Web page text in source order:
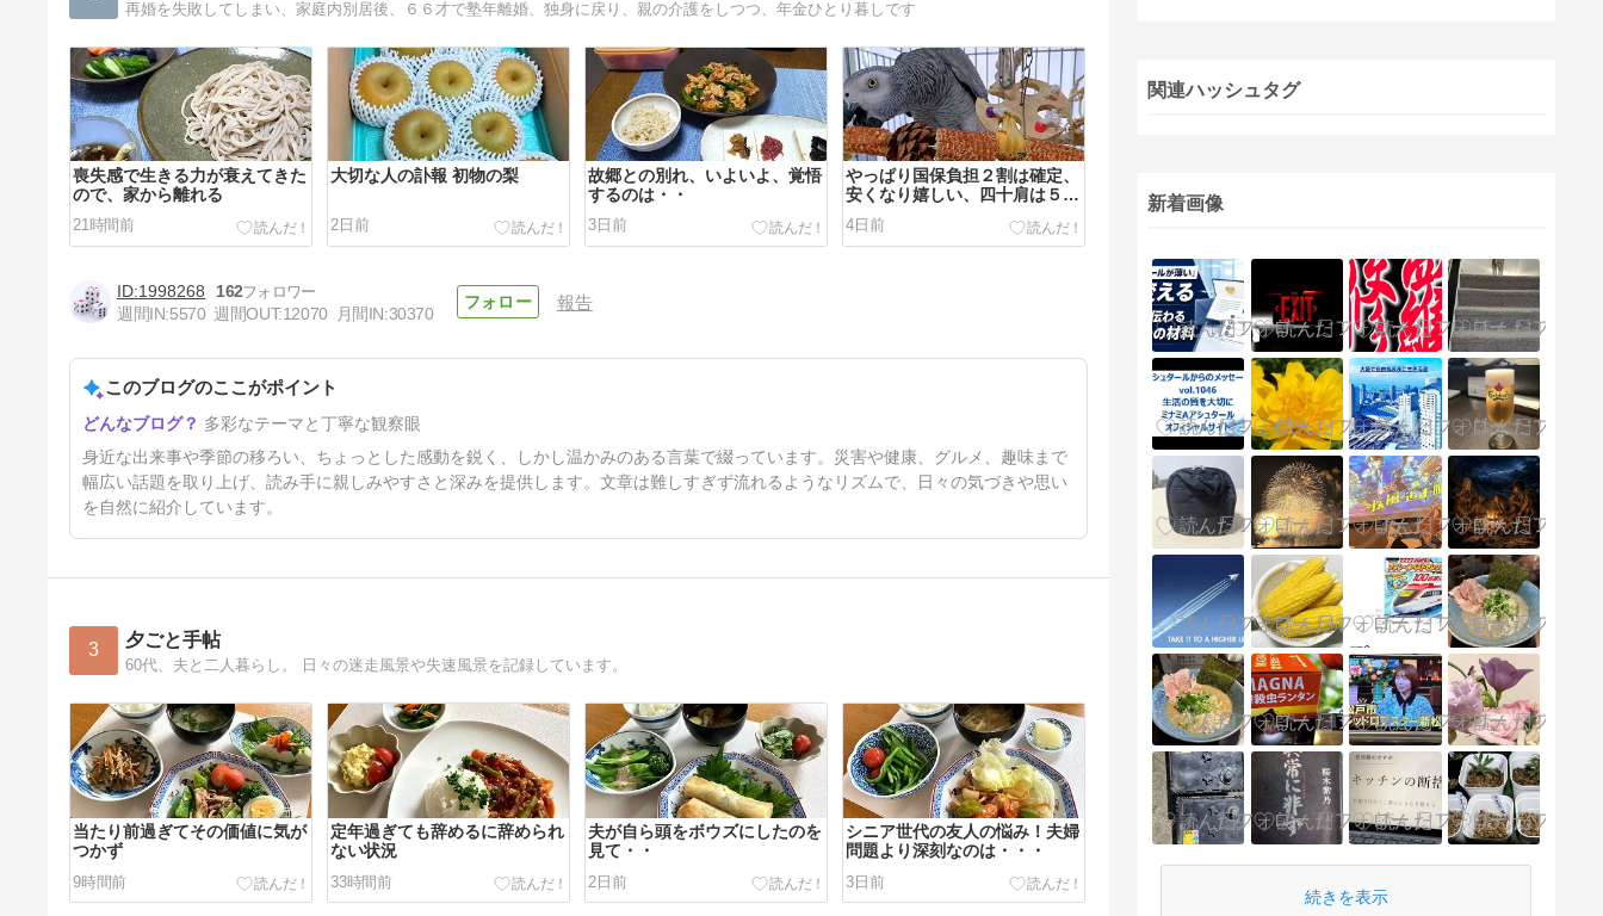
再婚を失敗してしまい、家庭内別居後、６６才で塾年離婚、独身に戻り、親の介護をしつつ、年金ひとり暮しです
喪失感で生きる力が衰えてきた
ので、家から離れる
21時間前
大切な人の訃報 初物の梨
2日前
故郷との別れ、いよいよ、覚悟
するのは・・
3日前
やっぱり国保負担２割は確定、
安くなり嬉しい、四十肩は５ヵ
4日前
逃した花火 高齢者のボケ防止
の習いごと。
5日前
1998268
162
週間IN:5570 週間OUT:12070 月間IN:30370
報告
このブログのここがポイント
多彩なテーマと丁寧な観察眼
身近な出来事や季節の移ろい、ちょっとした感動を鋭く、しかし温かみのある言葉で綴っています。災害や健康、グルメ、趣味まで
幅広い話題を取り上げ、読み手に親しみやすさと深みを提供します。文章は難しすぎず流れるようなリズムで、日々の気づきや思い
を自然に紹介しています。
3 夕ごと手帖
60代、夫と二人暮らし。 日々の迷走風景や失速風景を記録しています。
当たり前過ぎてその価値に気が
つかず
9時間前
定年過ぎても辞めるに辞められ
ない状況
33時間前
夫が自ら頭をボウズにしたのを
見て・・
2日前
シニア世代の友人の悩み！夫婦
問題より深刻なのは・・・
3日前
関連ハッシュタグ
新着画像
続きを表示